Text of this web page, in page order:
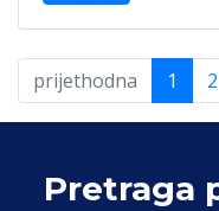
prijethodna 1 2
Pretraga